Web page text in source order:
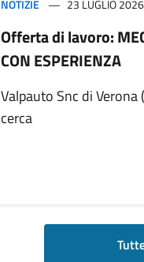
NOTIZIE 23 LUGLIO 2026
Offerta di lavoro:
CON ESPERIENZA
Valpauto Snc di Verona
cerca